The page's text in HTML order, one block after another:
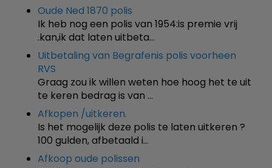
Oude Ned 1870 polis
Ik heb nog een polis van 1954:is premie vrij
.kan,ik dat laten uitbeta…
Uitbetaling van Begrafenis polis voorheen
RVS
Graag zou ik willen weten hoe hoog het te uit
te keren bedrag is van …
Afkopen /uitkeren.
Is het mogelijk deze polis te laten uitkeren ?
100 gulden, afbetaald i…
Afkoop oude polissen